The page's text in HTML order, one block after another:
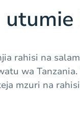
utumie
rahisi na
wa
mzuri na